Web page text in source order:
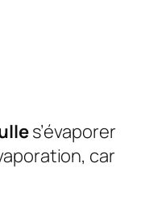
s’évaporer
car